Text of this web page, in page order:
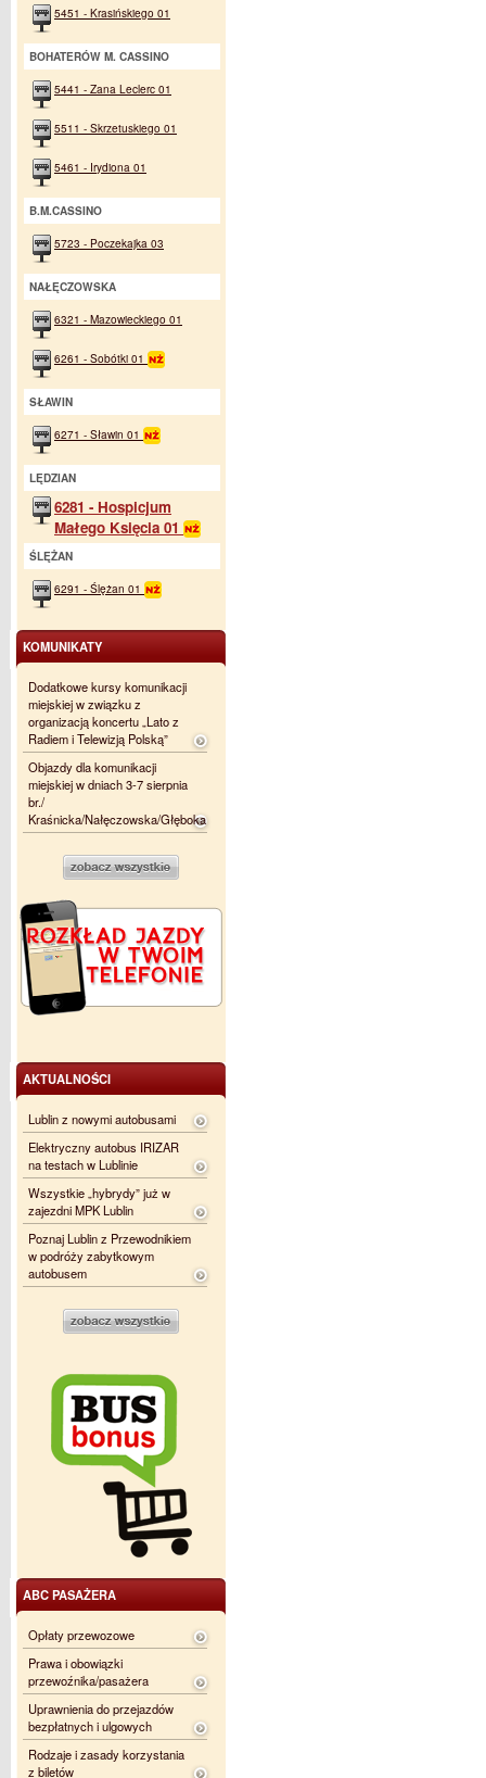
5451 - Krasińskiego 01
BOHATERÓW M. CASSINO
5441 - Zana Leclerc 01
5511 - Skrzetuskiego 01
5461 - Irydiona 01
B.M.CASSINO
5723 - Poczekajka 03
NAŁĘCZOWSKA
6321 - Mazowieckiego 01
6261 - Sobótki 01
SŁAWIN
6271 - Sławin 01
LĘDZIAN
6281 - Hospicjum
Małego Księcia 01
ŚLĘŻAN
6291 - Ślężan 01
KOMUNIKATY
Dodatkowe kursy komunikacji
miejskiej w związku z
organizacją koncertu „Lato z
Radiem i Telewizją Polską”
Objazdy dla komunikacji
miejskiej w dniach 3-7 sierpnia
br./
Kraśnicka/Nałęczowska/Głęboka
AKTUALNOŚCI
Lublin z nowymi autobusami
Elektryczny autobus IRIZAR
na testach w Lublinie
Wszystkie „hybrydy” już w
zajezdni MPK Lublin
Poznaj Lublin z Przewodnikiem
w podróży zabytkowym
autobusem
ABC PASAŻERA
Opłaty przewozowe
Prawa i obowiązki
przewoźnika/pasażera
Uprawnienia do przejazdów
bezpłatnych i ulgowych
Rodzaje i zasady korzystania
z biletów